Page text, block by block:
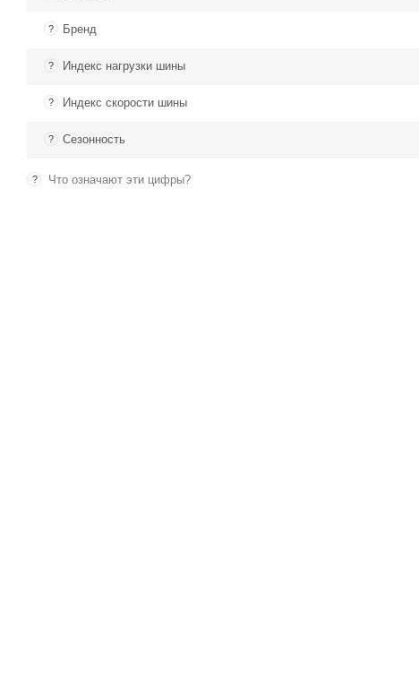
? Бренд
? Индекс нагрузки шины
? Индекс скорости шины
? Сезонность
? Что означают эти цифры?